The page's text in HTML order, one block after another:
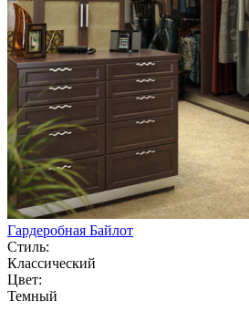
Гардеробная Байлот
Стиль:
Классический
Цвет:
Темный